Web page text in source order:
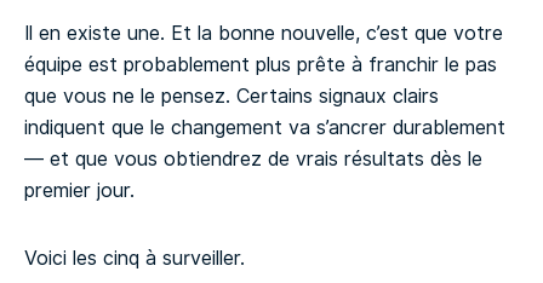
Il en existe une. Et la bonne nouvelle, c’est que votre
équipe est probablement plus prête à franchir le pas
que vous ne le pensez. Certains signaux clairs
indiquent que le changement va s’ancrer durablement
— et que vous obtiendrez de vrais résultats dès le
premier jour.
Voici les cinq à surveiller.